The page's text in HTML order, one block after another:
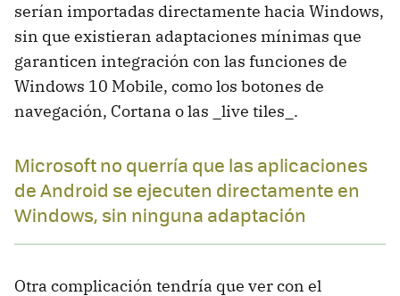
serían importadas directamente hacia Windows,
sin que existieran adaptaciones mínimas que
garanticen integración con las funciones de
Windows 10 Mobile, como los botones de
navegación, Cortana o las _live tiles_.
Microsoft no querría que las aplicaciones
de Android se ejecuten directamente en
Windows, sin ninguna adaptación
Otra complicación tendría que ver con el